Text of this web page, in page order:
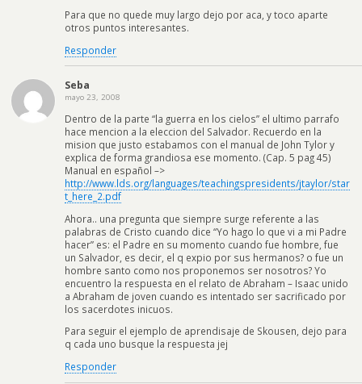
Para que no quede muy largo dejo por aca, y toco aparte
otros puntos interesantes.
Responder
Seba
mayo 23, 2008
Dentro de la parte “la guerra en los cielos” el ultimo parrafo
hace mencion a la eleccion del Salvador. Recuerdo en la
mision que justo estabamos con el manual de John Tylor y
explica de forma grandiosa ese momento. (Cap. 5 pag 45)
Manual en español –>
http://www.lds.org/languages/teachingspresidents/jtaylor/star
t_here_2.pdf
Ahora.. una pregunta que siempre surge referente a las
palabras de Cristo cuando dice “Yo hago lo que vi a mi Padre
hacer” es: el Padre en su momento cuando fue hombre, fue
un Salvador, es decir, el q expio por sus hermanos? o fue un
hombre santo como nos proponemos ser nosotros? Yo
encuentro la respuesta en el relato de Abraham – Isaac unido
a Abraham de joven cuando es intentado ser sacrificado por
los sacerdotes inicuos.
Para seguir el ejemplo de aprendisaje de Skousen, dejo para
q cada uno busque la respuesta jej
Responder